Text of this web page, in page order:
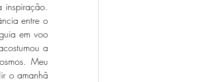
entre o
em voo
a
Meu
o amanhã